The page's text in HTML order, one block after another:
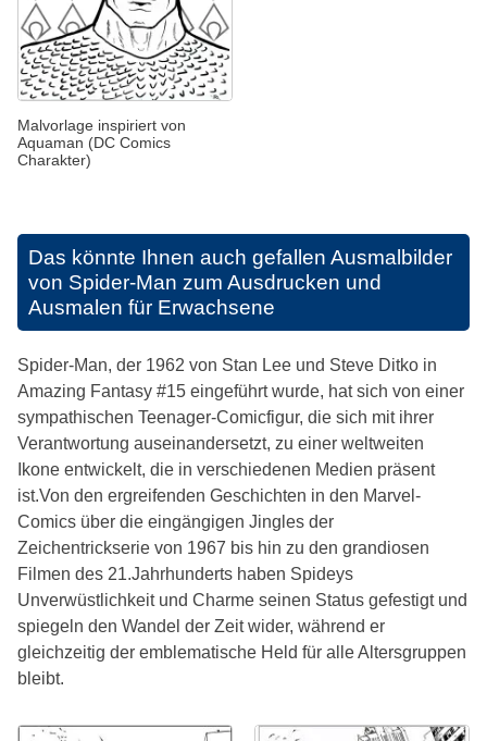
Malvorlage inspiriert von
Aquaman (DC Comics
Charakter)
Das könnte Ihnen auch gefallen Ausmalbilder
von Spider-Man zum Ausdrucken und
Ausmalen für Erwachsene
Spider-Man, der 1962 von Stan Lee und Steve Ditko in
Amazing Fantasy #15 eingeführt wurde, hat sich von einer
sympathischen Teenager-Comicfigur, die sich mit ihrer
Verantwortung auseinandersetzt, zu einer weltweiten
Ikone entwickelt, die in verschiedenen Medien präsent
ist.Von den ergreifenden Geschichten in den Marvel-
Comics über die eingängigen Jingles der
Zeichentrickserie von 1967 bis hin zu den grandiosen
Filmen des 21.Jahrhunderts haben Spideys
Unverwüstlichkeit und Charme seinen Status gefestigt und
spiegeln den Wandel der Zeit wider, während er
gleichzeitig der emblematische Held für alle Altersgruppen
bleibt.